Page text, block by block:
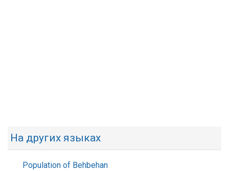
На других языках
Population of Behbehan